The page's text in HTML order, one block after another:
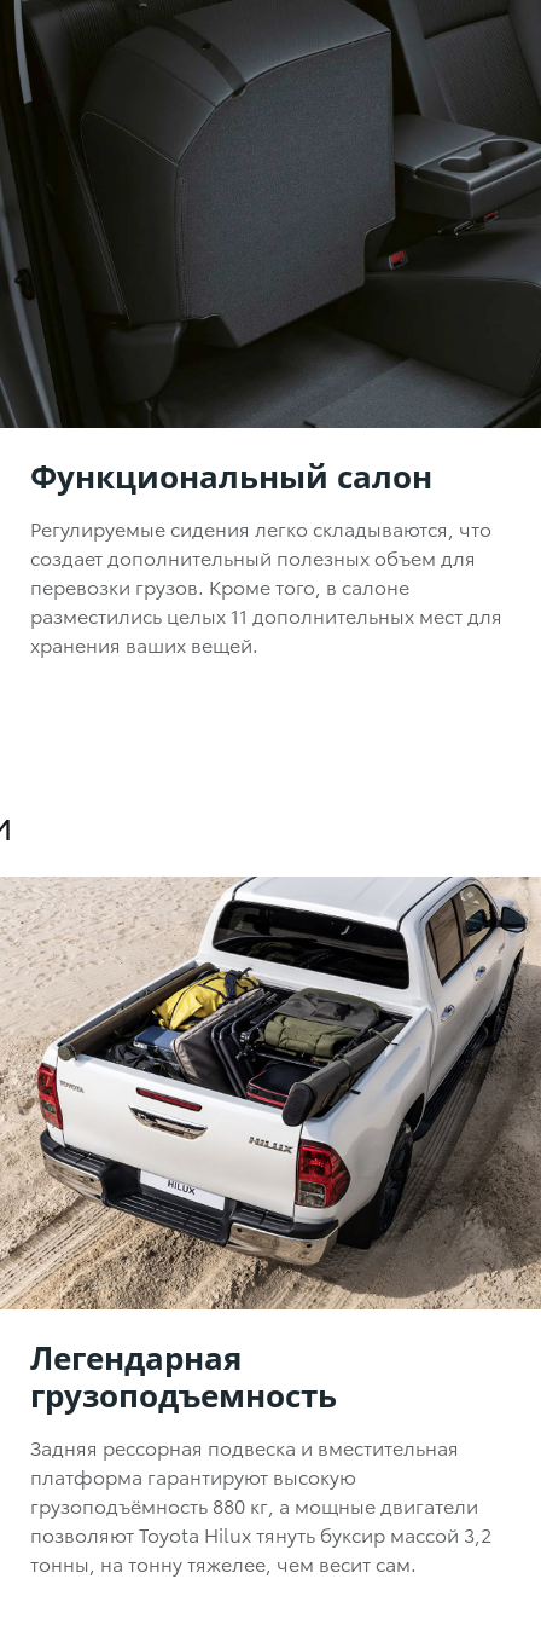
Функциональный салон
Регулируемые сидения легко складываются, что
создает дополнительный полезных объем для
перевозки грузов. Кроме того, в салоне
разместились целых 11 дополнительных мест для
хранения ваших вещей.
Легендарная
грузоподъемность
Задняя рессорная подвеска и вместительная
платформа гарантируют высокую
грузоподъёмность 880 кг, а мощные двигатели
позволяют Toyota Hilux тянуть буксир массой 3,2
тонны, на тонну тяжелее, чем весит сам.